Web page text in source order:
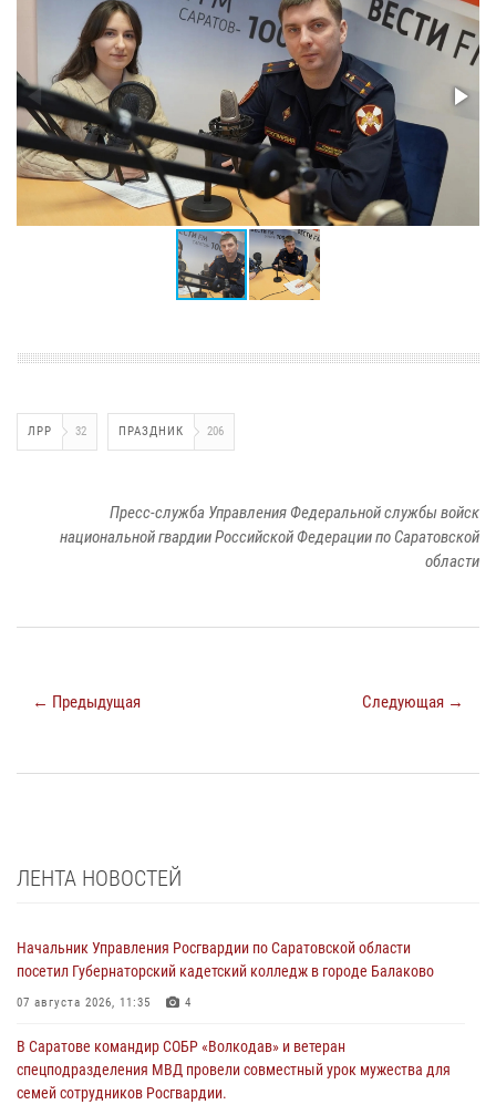
ЛРР 32 ПРАЗДНИК 206
Пресс-служба Управления Федеральной службы войск
национальной гвардии Российской Федерации по Саратовской
области
← Предыдущая Следующая →
ЛЕНТА НОВОСТЕЙ
Начальник Управления Росгвардии по Саратовской области
посетил Губернаторский кадетский колледж в городе Балаково
07 августа 2026, 11:35 4
В Саратове командир СОБР «Волкодав» и ветеран
спецподразделения МВД провели совместный урок мужества для
семей сотрудников Росгвардии.